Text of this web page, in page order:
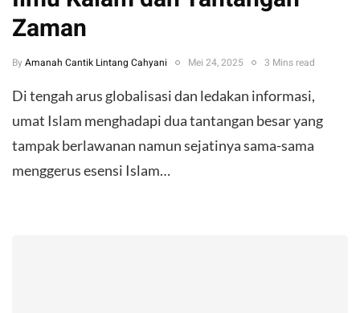
Zaman
By Amanah Cantik Lintang Cahyani Mei 24, 2025 3 Mins read
Di tengah arus globalisasi dan ledakan informasi,
umat Islam menghadapi dua tantangan besar yang
tampak berlawanan namun sejatinya sama-sama
menggerus esensi Islam…